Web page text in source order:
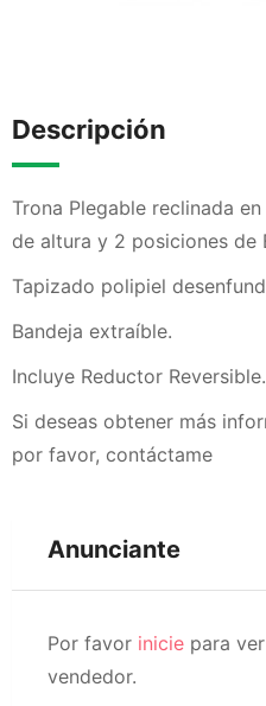
Descripción
Trona Plegable reclinada
de altura y 2 posiciones de
Tapizado polipiel
Bandeja extraíble.
Incluye Reductor Reversible.
Si deseas obtener más
por favor, contáctame
Anunciante
Por favor inicie para
vendedor.